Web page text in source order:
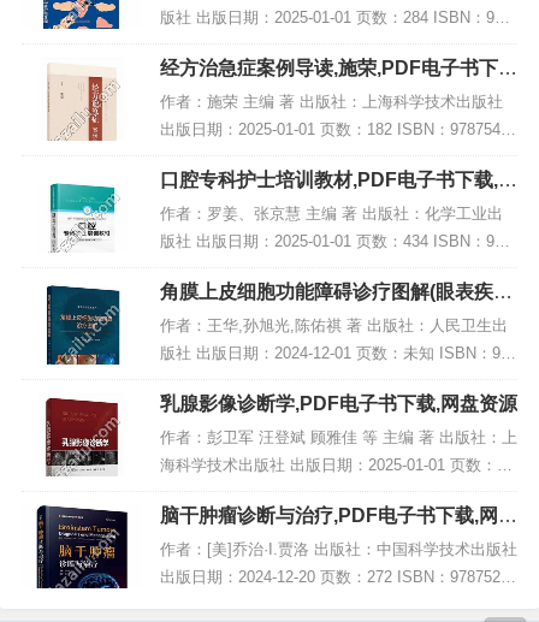
版社 出版日期：2025-01-01 页数：284 ISBN：978
7122463180 电子书大小：244MB [高清扫描版PDF
格式]...
经方治急症案例导读,施荣,PDF电子书下
载,网盘资源
作者：施荣 主编 著 出版社：上海科学技术出版社
出版日期：2025-01-01 页数：182 ISBN：97875478
50435 电子书大小：249MB [高清扫描版PDF格式]
内容简...
口腔专科护士培训教材,PDF电子书下载,网
盘资源
作者：罗姜、张京慧 主编 著 出版社：化学工业出
版社 出版日期：2025-01-01 页数：434 ISBN：978
7122463951 电子书大小：242MB [高清扫描版PDF
格式]...
角膜上皮细胞功能障碍诊疗图解(眼表疾病
临床系列),PDF下载
作者：王华,孙旭光,陈佑祺 著 出版社：人民卫生出
版社 出版日期：2024-12-01 页数：未知 ISBN：978
7117371711 电子书大小：220MB [高清扫描版PDF
格式] 内...
乳腺影像诊断学,PDF电子书下载,网盘资源
作者：彭卫军 汪登斌 顾雅佳 等 主编 著 出版社：上
海科学技术出版社 出版日期：2025-01-01 页数：未
知 ISBN：9787547868317 电子书大小：220MB [高
清扫描版PD...
脑干肿瘤诊断与治疗,PDF电子书下载,网盘
资源
作者：[美]乔治·I.贾洛 出版社：中国科学技术出版社
出版日期：2024-12-20 页数：272 ISBN：97875236